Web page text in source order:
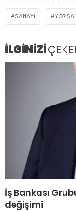
SANAYI
İLGİNİZİ
İş Bankası
değişimi